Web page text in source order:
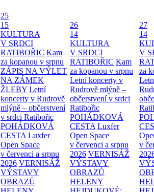
25
15
KULTURA
V SRDCI
RATIBOŘIC Kam
za kopanou v srpnu
ZÁPIS NA VÝLET
NA ZÁMEK
ŽLEBY Letní
koncerty v Rudrově
mlýně – občerstvení
v srdci Ratibořic
POHÁDKOVÁ
CESTA Luxfer
Open Space
v červenci a srpnu
2026 VERNISÁŽ
VÝSTAVY
OBRAZŮ
26
14
KULTURA
V SRDCI
RATIBOŘIC Kam
za kopanou v srpnu
Letní koncerty v
Rudrově mlýně –
občerstvení v srdci
Ratibořic
POHÁDKOVÁ
CESTA Luxfer
Open Space
v červenci a srpnu
2026 VERNISÁŽ
VÝSTAVY
OBRAZŮ
HELENY
27
14
V
za
v